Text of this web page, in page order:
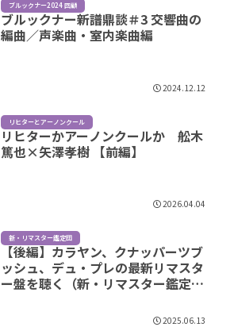
ブルックナー2024 回顧
ブルックナー新譜鼎談＃3 交響曲の
編曲／声楽曲・室内楽曲編
2024.12.12
リヒターとアーノンクール
リヒターかアーノンクールか 舩木
篤也×矢澤孝樹 【前編】
2026.04.04
新・リマスター鑑定団
【後編】カラヤン、クナッパーツブ
ッシュ、デュ・プレの最新リマスタ
ー盤を聴く（新・リマスター鑑定団
2025.06.13